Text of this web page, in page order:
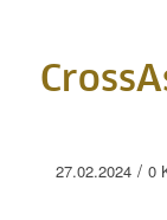
27.02.2024 / 0